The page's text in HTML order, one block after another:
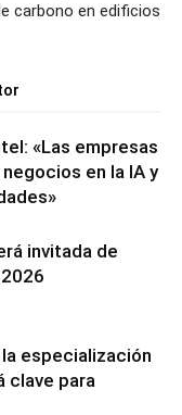
carbono en edificios
«Las empresas
en la IA y
invitada de
especialización
clave para